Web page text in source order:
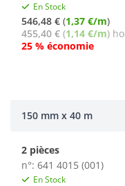
En Stock
546,48 € (1,37 €/m)
455,40 € (1,14 €/m)
25 % économie
150 mm x 40 m
2 pièces
n°: 641 4015 (001)
En Stock